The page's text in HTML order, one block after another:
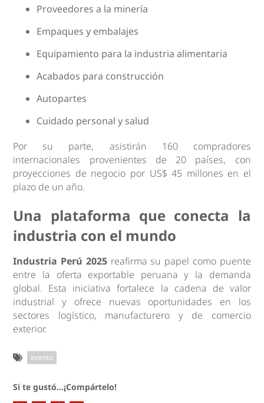
Proveedores a la minería
Empaques y embalajes
Equipamiento para la industria alimentaria
Acabados para construcción
Autopartes
Cuidado personal y salud
Por su parte, asistirán 160 compradores
internacionales provenientes de 20 países, con
proyecciones de negocio por US$ 45 millones en el
plazo de un año.
Una plataforma que conecta la
industria con el mundo
Industria Perú 2025reafirma su papel como puente
entre la oferta exportable peruana y la demanda
global. Esta iniciativa fortalece la cadena de valor
industrial y ofrece nuevas oportunidades en los
sectores logístico, manufacturero y de comercio
exterior.
evento
Si te gustó...¡Compártelo!